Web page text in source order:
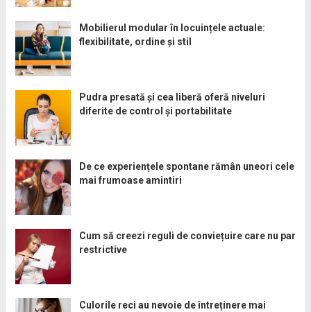
Mobilierul modular în locuințele actuale:
flexibilitate, ordine și stil
Pudra presată și cea liberă oferă niveluri
diferite de control și portabilitate
De ce experiențele spontane rămân uneori cele
mai frumoase amintiri
Cum să creezi reguli de conviețuire care nu par
restrictive
Culorile reci au nevoie de întreținere mai